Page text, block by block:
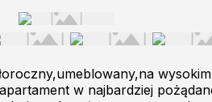
w najbardziej